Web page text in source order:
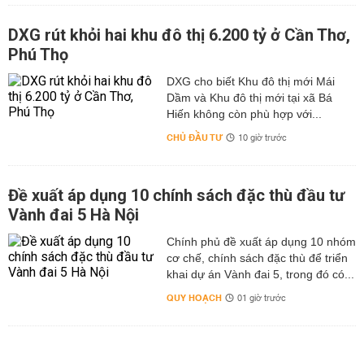
DXG rút khỏi hai khu đô thị 6.200 tỷ ở Cần Thơ,
Phú Thọ
DXG cho biết Khu đô thị mới Mái
Dầm và Khu đô thị mới tại xã Bá
Hiến không còn phù hợp với...
CHỦ ĐẦU TƯ 10 giờ trước
Đề xuất áp dụng 10 chính sách đặc thù đầu tư
Vành đai 5 Hà Nội
Chính phủ đề xuất áp dụng 10 nhóm
cơ chế, chính sách đặc thù để triển
khai dự án Vành đai 5, trong đó có...
QUY HOẠCH 01 giờ trước